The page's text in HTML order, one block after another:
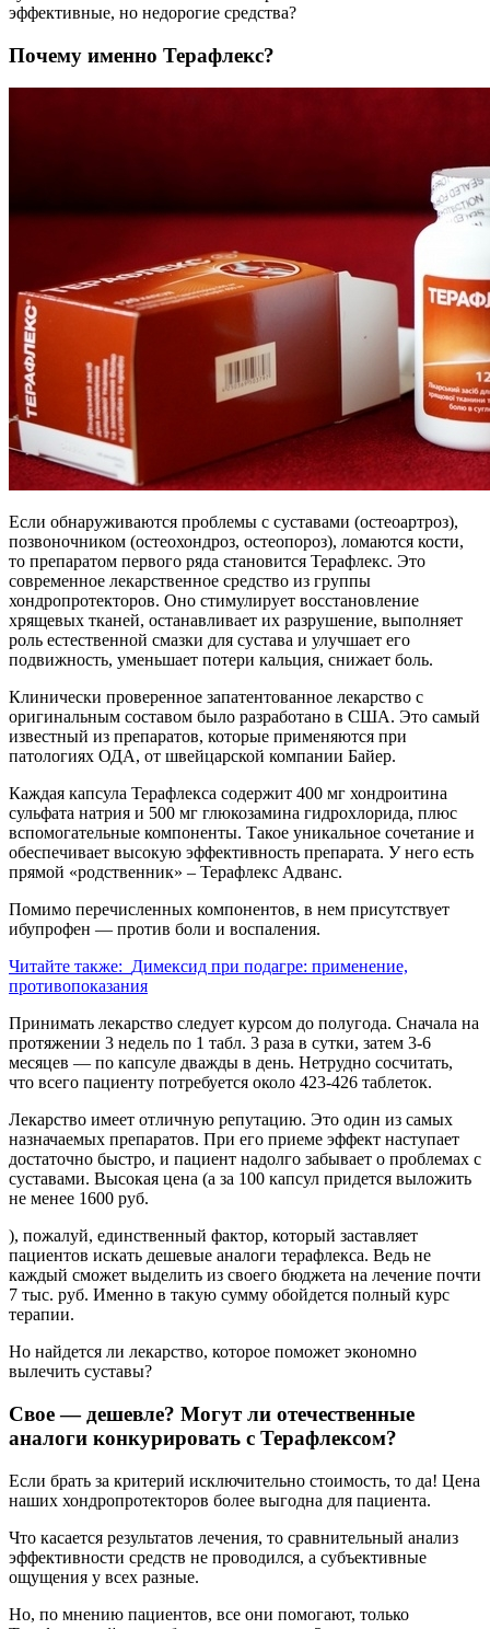
эффективные, но недорогие средства?
Почему именно Терафлекс?
Если обнаруживаются проблемы с суставами (остеоартроз),
позвоночником (остеохондроз, остеопороз), ломаются кости,
то препаратом первого ряда становится Терафлекс. Это
современное лекарственное средство из группы
хондропротекторов. Оно стимулирует восстановление
хрящевых тканей, останавливает их разрушение, выполняет
роль естественной смазки для сустава и улучшает его
подвижность, уменьшает потери кальция, снижает боль.
Клинически проверенное запатентованное лекарство с
оригинальным составом было разработано в США. Это самый
известный из препаратов, которые применяются при
патологиях ОДА, от швейцарской компании Байер.
Каждая капсула Терафлекса содержит 400 мг хондроитина
сульфата натрия и 500 мг глюкозамина гидрохлорида, плюс
вспомогательные компоненты. Такое уникальное сочетание и
обеспечивает высокую эффективность препарата. У него есть
прямой «родственник» – Терафлекс Адванс.
Помимо перечисленных компонентов, в нем присутствует
ибупрофен — против боли и воспаления.
Читайте также: Димексид при подагре: применение,
противопоказания
Принимать лекарство следует курсом до полугода. Сначала на
протяжении 3 недель по 1 табл. 3 раза в сутки, затем 3-6
месяцев — по капсуле дважды в день. Нетрудно сосчитать,
что всего пациенту потребуется около 423-426 таблеток.
Лекарство имеет отличную репутацию. Это один из самых
назначаемых препаратов. При его приеме эффект наступает
достаточно быстро, и пациент надолго забывает о проблемах с
суставами. Высокая цена (а за 100 капсул придется выложить
не менее 1600 руб.
), пожалуй, единственный фактор, который заставляет
пациентов искать дешевые аналоги терафлекса. Ведь не
каждый сможет выделить из своего бюджета на лечение почти
7 тыс. руб. Именно в такую сумму обойдется полный курс
терапии.
Но найдется ли лекарство, которое поможет экономно
вылечить суставы?
Свое — дешевле? Могут ли отечественные
аналоги конкурировать с Терафлексом?
Если брать за критерий исключительно стоимость, то да! Цена
наших хондропротекторов более выгодна для пациента.
Что касается результатов лечения, то сравнительный анализ
эффективности средств не проводился, а субъективные
ощущения у всех разные.
Но, по мнению пациентов, все они помогают, только